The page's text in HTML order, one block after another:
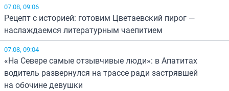
07.08, 09:06
Рецепт с историей: готовим Цветаевский пирог —
наслаждаемся литературным чаепитием
07.08, 09:04
«На Севере самые отзывчивые люди»: в Апатитах
водитель развернулся на трассе ради застрявшей
на обочине девушки